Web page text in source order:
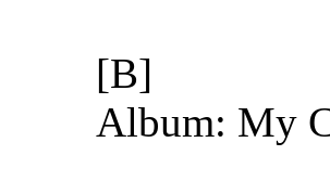
[B]
Album: My